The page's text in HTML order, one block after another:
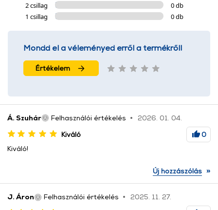
2 csillag
0 db
1 csillag
0 db
Mondd el a véleményed erről a termékről!
Értékelem
Á. Szuhár Felhasználói értékelés
2026. 01. 04.
Kiváló
0
Kiváló!
Új hozzászólás »
J. Áron Felhasználói értékelés
2025. 11. 27.